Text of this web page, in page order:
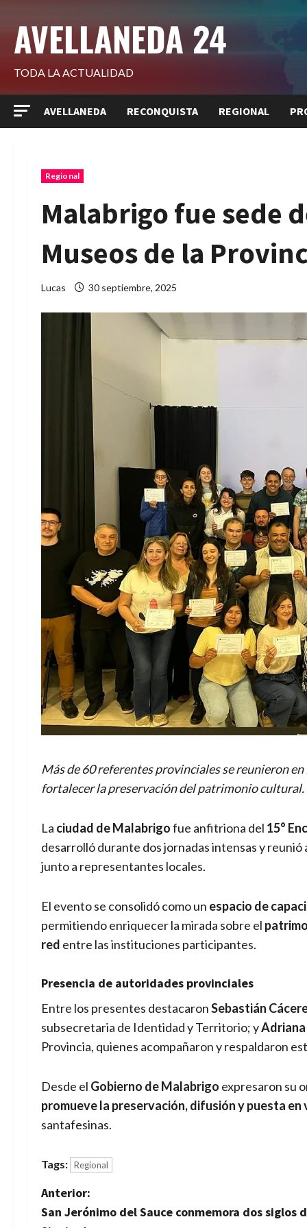
contenido
AVELLANEDA 24
TODA LA ACTUALIDAD
AVELLANEDA RECONQUISTA REGIONAL
Regional
Malabrigo fue sede
Museos de la
Lucas 30 septiembre, 2025
Más de 60 referentes provinciales se reunieron
fortalecer la preservación del patrimonio cultural.
La ciudad de Malabrigofue anfitriona del 15°
desarrolló durante dos jornadas intensas y reunió
junto a representantes locales.
El evento se consolidó como un espacio de
permitiendo enriquecer la mirada sobre el
red entre las instituciones participantes.
Presencia de autoridades provinciales
Entre los presentes destacaronSebastián
subsecretaria de Identidad y Territorio; y
Provincia, quienes acompañaron y respaldaron
Desde el Gobierno de Malabrigo expresaron su
promueve la preservación, difusión y puesta
santafesinas.
Tags: Regional
N
Anterior:
San Jerónimo del Sauce conmemora dos